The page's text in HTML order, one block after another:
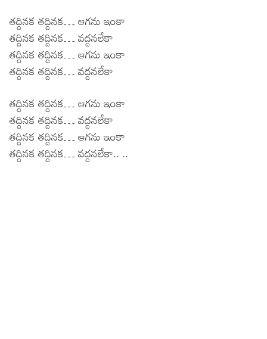
తద్దినక తద్దినక… ఆగను ఇంకా
తద్దినక తద్దినక… వద్దనలేకా
తద్దినక తద్దినక… ఆగను ఇంకా
తద్దినక తద్దినక… వద్దనలేకా
తద్దినక తద్దినక… ఆగను ఇంకా
తద్దినక తద్దినక… వద్దనలేకా
తద్దినక తద్దినక… ఆగను ఇంకా
తద్దినక తద్దినక… వద్దనలేకా.. ..